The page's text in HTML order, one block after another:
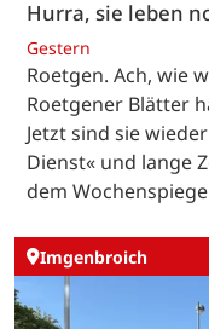
Hurra, sie leben
Gestern
Roetgen. Ach, wie
Roetgener Blätter
Jetzt sind sie
Dienst« und lange
dem
Imgenbroich